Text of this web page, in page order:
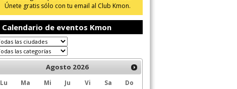
Únete gratis sólo con tu email al Club Kmon.
Calendario de eventos Kmon
Agosto 2026
Lu Ma Mi Ju Vi Sa
Do